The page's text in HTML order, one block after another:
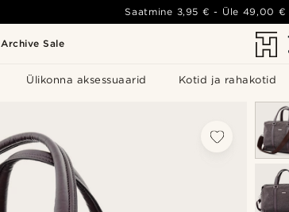
Archive Sale
Ülikonna aksessuaarid Kotid ja rahakotid
Saatmine 3,95 € - Üle 49,00 €